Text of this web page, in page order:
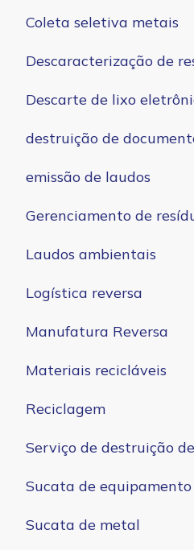
Coleta seletiva metais
Descaracterização de
Descarte de lixo
destruição de
emissão de laudos
Gerenciamento de
Laudos ambientais
Logística reversa
Manufatura Reversa
Materiais recicláveis
Reciclagem
Serviço de destruição
Sucata de
Sucata de metal